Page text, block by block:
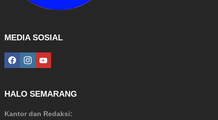
MEDIA SOSIAL
facebookinstagramyoutube
HALO SEMARANG
Kantor dan Redaksi: